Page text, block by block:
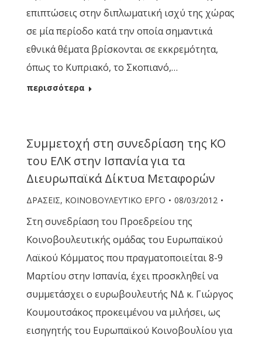
επιπτώσεις στην διπλωματική ισχύ της χώρας
σε μία περίοδο κατά την οποία σημαντικά
εθνικά θέματα βρίσκονται σε εκκρεμότητα,
όπως το Κυπριακό, το Σκοπιανό,…
περισσότερα
Συμμετοχή στη συνεδρίαση της ΚΟ
του ΕΛΚ στην Ισπανία για τα
Διευρωπαϊκά Δίκτυα Μεταφορών
ΔΡΑΣΕΙΣ, ΚΟΙΝΟΒΟΥΛΕΥΤΙΚΟ ΕΡΓΟ 08/03/2012
Στη συνεδρίαση του Προεδρείου της
Κοινοβουλευτικής ομάδας του Ευρωπαϊκού
Λαϊκού Κόμματος που πραγματοποιείται 8-9
Μαρτίου στην Ισπανία, έχει προσκληθεί να
συμμετάσχει ο ευρωβουλευτής ΝΔ κ. Γιώργος
Κουμουτσάκος προκειμένου να μιλήσει, ως
εισηγητής του Ευρωπαϊκού Κοινοβουλίου για